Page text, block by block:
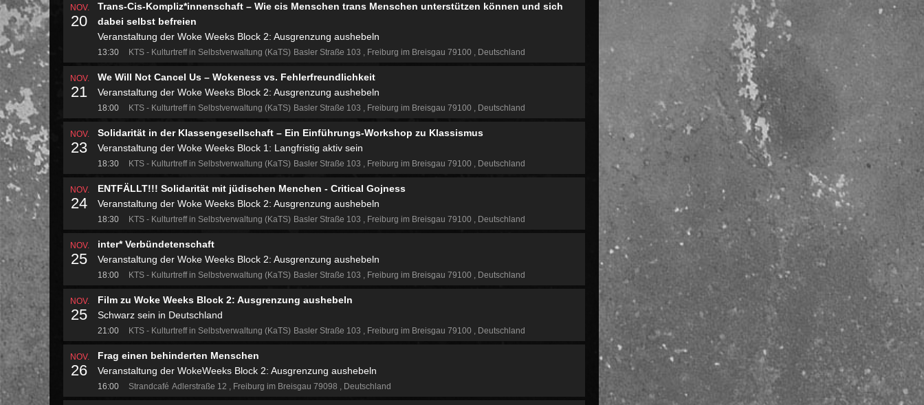
NOV.
20
Trans-Cis-Kompliz*innenschaft – Wie cis Menschen trans Menschen unterstützen können und sich
dabei selbst befreien
Veranstaltung der Woke Weeks Block 2: Ausgrenzung aushebeln
13:30 KTS - Kulturtreff in Selbstverwaltung (KaTS) Basler Straße 103 Freiburg im Breisgau 79100 Deutschland
NOV.
21
We Will Not Cancel Us – Wokeness vs. Fehlerfreundlichkeit
Veranstaltung der Woke Weeks Block 2: Ausgrenzung aushebeln
18:00 KTS - Kulturtreff in Selbstverwaltung (KaTS) Basler Straße 103 Freiburg im Breisgau 79100 Deutschland
NOV.
23
Solidarität in der Klassengesellschaft – Ein Einführungs-Workshop zu Klassismus
Veranstaltung der Woke Weeks Block 1: Langfristig aktiv sein
18:30 KTS - Kulturtreff in Selbstverwaltung (KaTS) Basler Straße 103 Freiburg im Breisgau 79100 Deutschland
NOV.
24
ENTFÄLLT!!! Solidarität mit jüdischen Menchen - Critical Gojness
Veranstaltung der Woke Weeks Block 2: Ausgrenzung aushebeln
18:30 KTS - Kulturtreff in Selbstverwaltung (KaTS) Basler Straße 103 Freiburg im Breisgau 79100 Deutschland
NOV.
25
inter* Verbündetenschaft
Veranstaltung der Woke Weeks Block 2: Ausgrenzung aushebeln
18:00 KTS - Kulturtreff in Selbstverwaltung (KaTS) Basler Straße 103 Freiburg im Breisgau 79100 Deutschland
NOV.
25
Film zu Woke Weeks Block 2: Ausgrenzung aushebeln
Schwarz sein in Deutschland
21:00 KTS - Kulturtreff in Selbstverwaltung (KaTS) Basler Straße 103 Freiburg im Breisgau 79100 Deutschland
NOV.
26
Frag einen behinderten Menschen
Veranstaltung der WokeWeeks Block 2: Ausgrenzung aushebeln
16:00 Strandcafé Adlerstraße 12 Freiburg im Breisgau 79098 Deutschland